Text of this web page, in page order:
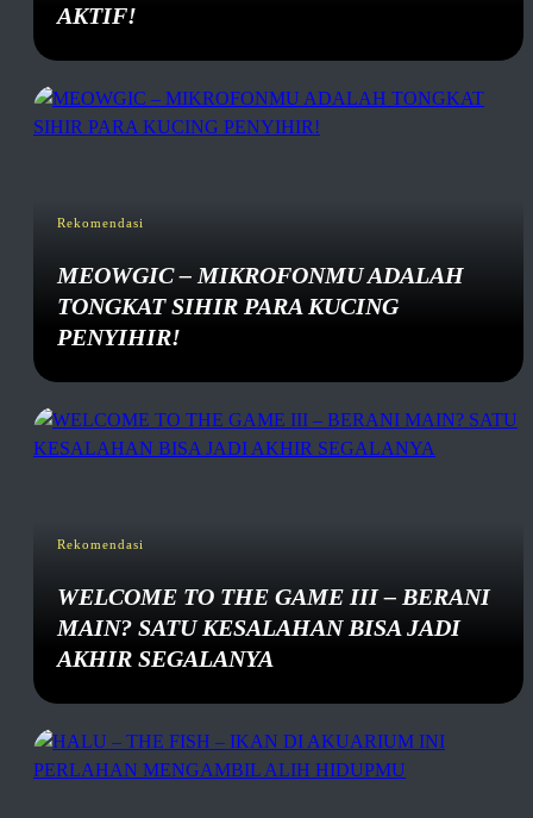
AKTIF!
Rekomendasi
MEOWGIC – MIKROFONMU ADALAH
TONGKAT SIHIR PARA KUCING
PENYIHIR!
Rekomendasi
WELCOME TO THE GAME III – BERANI
MAIN? SATU KESALAHAN BISA JADI
AKHIR SEGALANYA